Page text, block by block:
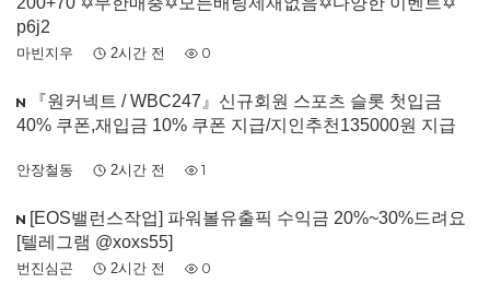
p6j2
마빈지우 2시간 전 0
『원커넥트 / WBC247』신규회원 스포츠 슬롯 첫입금
40% 쿠폰,재입금 10% 쿠폰 지급/지인추천135000원 지급
안장철동 2시간 전 1
[EOS밸런스작업] 파워볼유출픽 수익금 20%~30%드려요
[텔레그램 @xoxs55]
번진심곤 2시간 전 0